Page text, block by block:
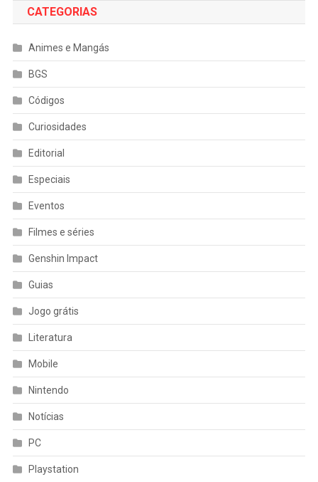
CATEGORIAS
Animes e Mangás
BGS
Códigos
Curiosidades
Editorial
Especiais
Eventos
Filmes e séries
Genshin Impact
Guias
Jogo grátis
Literatura
Mobile
Nintendo
Notícias
PC
Playstation